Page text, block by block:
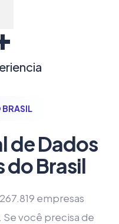
BRASIL
de Dados
do Brasil
empresas
Se você precisa de